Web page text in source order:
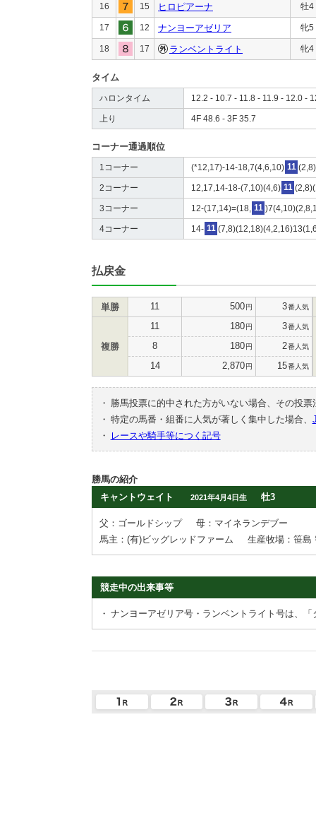
16 15 ヒロピアーナ 牡4
17 12 ナンヨーアゼリア 牝5
18 17 ランベントライト 牝4
タイム
ハロンタイム 12.2 - 10.7 - 11.8 - 11.9 - 12.0 -
上り 4F 48.6 - 3F 35.7
コーナー通過順位
1コーナー (*12,17)-14-18,7(4,6,10) 11
2コーナー 12,17,14-18-(7,10)(4,6) 11
3コーナー 12-(17,14)=(18, 11
4コーナー 14- 11
払戻金
単勝 11 500円 3番人気
複勝
11 180円 3番人気
8 180円 2番人気
14 2,870円 15番人気
・
勝馬投票に的中された方がいない場合、その投
・ 特定の馬番・組番に人気が著しく集中した場合、
・
レースや騎手等につく記号
勝馬の紹介
キャントウェイト
2021年4月4日生 牡3
父：ゴールドシップ
母：マイネランデブー
馬主：(有)ビッグレッドファーム
生産牧場：笹島
競走中の出来事等
・ ナンヨーアゼリア号・ランベントライト号は、